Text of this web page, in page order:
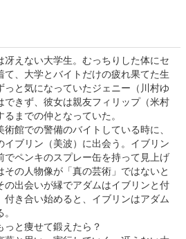
冴えない大学生。むっちりした体にセ
て、大学とバイトだけの疲れ果てた生
っと気になっていたジェニー（川村ゆ
できず、彼女は親友フィリップ（米村
までの仲となっていた。
館での警備のバイトしている時に、
イブリン（美波）に出会う。イブリン
でペンキのスプレー缶を持って見上げ
その人物像が「真の芸術」ではないと
の出会いが縁でアダムはイブリンと付
付き合い始めると、イブリンはアダム
っと痩せて鍛えたら？